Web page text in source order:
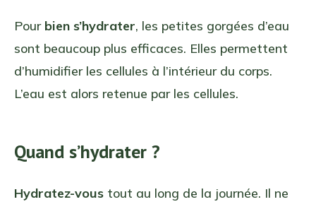
Pour bien s’hydrater, les petites gorgées d’eau
sont beaucoup plus efficaces. Elles permettent
d’humidifier les cellules à l’intérieur du corps.
L’eau est alors retenue par les cellules.
Quand s’hydrater ?
Hydratez-vous tout au long de la journée. Il ne